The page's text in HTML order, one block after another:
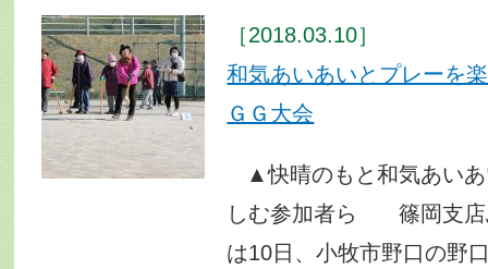
［2018.03.10］
和気あいあいとプレーを
ＧＧ大会
▲快晴のもと和気あいあ
しむ参加者ら 篠岡支店
は10日、小牧市野口の野